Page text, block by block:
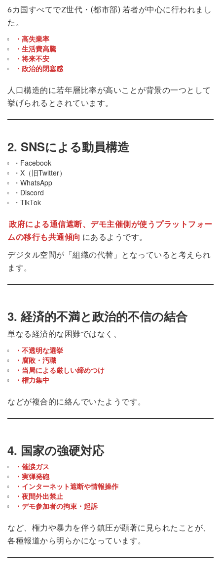
6カ国すべてでZ世代・(都市部) 若者が中心に行われまし
た。
・高失業率
・生活費高騰
・将来不安
・政治的閉塞感
人口構造的に若年層比率が高いことが背景の一つとして
挙げられるとされています。
2. SNSによる動員構造
・Facebook
・X（旧Twitter）
・WhatsApp
・Discord
・TikTok
政府による通信遮断、デモ主催側が使うプラットフォー
ムの移行も共通傾向 にあるようです。
デジタル空間が「組織の代替」となっていると考えられ
ます。
3. 経済的不満と政治的不信の結合
単なる経済的な困難ではなく、
・不透明な選挙
・腐敗・汚職
・当局による厳しい締めつけ
・権力集中
などが複合的に絡んでいたようです。
4. 国家の強硬対応
・催涙ガス
・実弾発砲
・インターネット遮断や情報操作
・夜間外出禁止
・デモ参加者の拘束・起訴
など、権力や暴力を伴う鎮圧が顕著に見られたことが、
各種報道から明らかになっています。